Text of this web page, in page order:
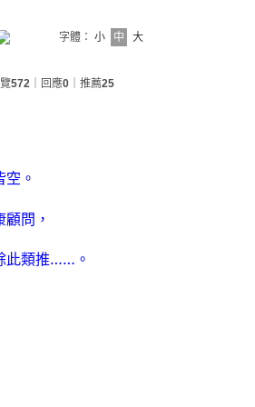
字體： 小 中 大
572 ｜回應0 ｜推薦25
。
問，
此類推……。